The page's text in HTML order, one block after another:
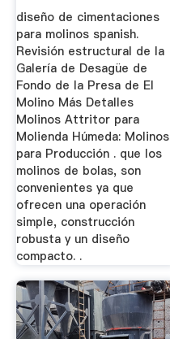
diseño de cimentaciones
para molinos spanish.
Revisión estructural de la
Galería de Desagüe de
Fondo de la Presa de El
Molino Más Detalles
Molinos Attritor para
Molienda Húmeda: Molinos
para Producción . que los
molinos de bolas, son
convenientes ya que
ofrecen una operación
simple, construcción
robusta y un diseño
compacto. .